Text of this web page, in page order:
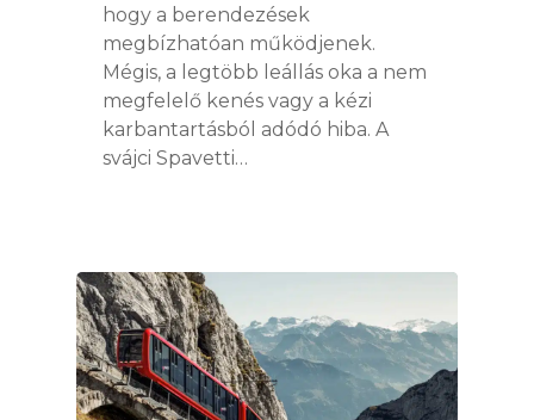
hogy a berendezések
megbízhatóan működjenek.
Mégis, a legtöbb leállás oka a nem
megfelelő kenés vagy a kézi
karbantartásból adódó hiba. A
svájci Spavetti…